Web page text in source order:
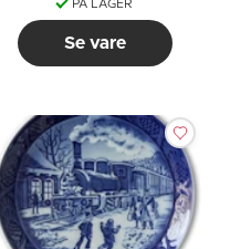
PÅ LAGER
Se vare